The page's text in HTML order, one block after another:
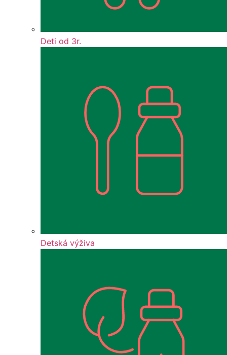
Deti od 3r.
Detská výživa